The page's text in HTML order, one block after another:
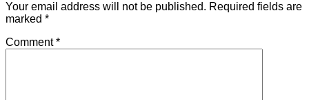
Your email address will not be published. Required fields are
marked *
Comment*